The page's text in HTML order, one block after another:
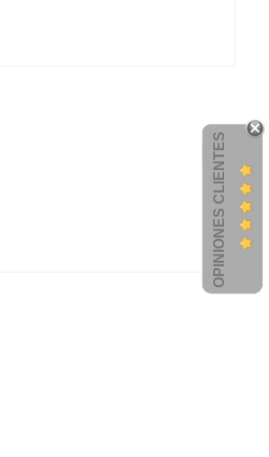
OPINIONES CLIENTES